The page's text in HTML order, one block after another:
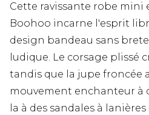
Cette ravissante robe mini
Boohoo incarne l'esprit
design bandeau sans
ludique. Le corsage plissé
tandis que la jupe froncée
mouvement enchanteur à
la à des sandales à